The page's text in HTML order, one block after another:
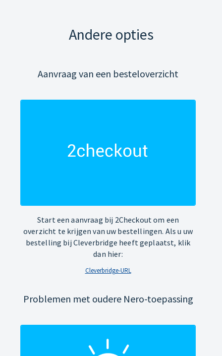
Andere opties
Aanvraag van een besteloverzicht
Start een aanvraag bij 2Checkout om een
overzicht te krijgen van uw bestellingen. Als u uw
bestelling bij Cleverbridge heeft geplaatst, klik
dan hier:
Cleverbridge-URL
Problemen met oudere Nero-toepassing